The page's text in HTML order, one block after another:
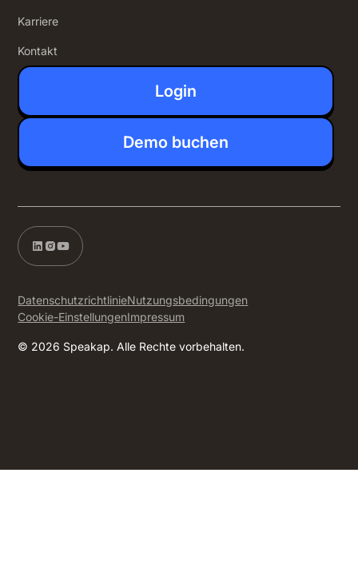
Karriere
Kontakt
Login
Demo buchen
© 2026 Speakap. Alle Rechte vorbehalten.
DatenschutzrichtlinieNutzungsbedingungen
Cookie-EinstellungenImpressum